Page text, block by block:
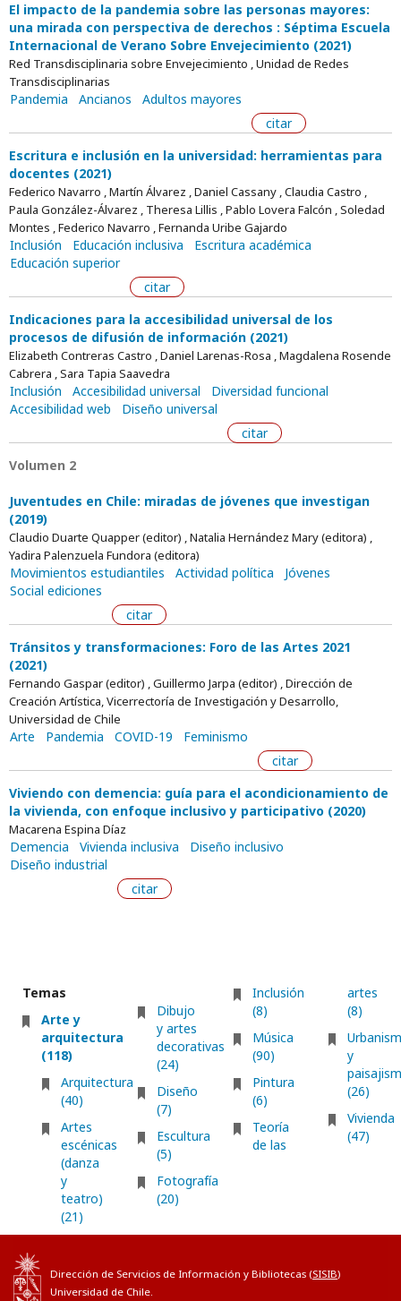
El impacto de la pandemia sobre las personas mayores:
una mirada con perspectiva de derechos : Séptima Escuela
Internacional de Verano Sobre Envejecimiento (2021)
Red Transdisciplinaria sobre Envejecimiento , Unidad de Redes
Transdisciplinarias
Pandemia Ancianos
Adultos mayores
citar
Escritura e inclusión en la universidad: herramientas para
docentes (2021)
Federico Navarro , Martín Álvarez , Daniel Cassany , Claudia Castro ,
Paula González-Álvarez , Theresa Lillis , Pablo Lovera Falcón , Soledad
Montes , Federico Navarro , Fernanda Uribe Gajardo
Inclusión Educación inclusiva
Escritura académica
Educación superior
citar
Indicaciones para la accesibilidad universal de los
procesos de difusión de información (2021)
Elizabeth Contreras Castro , Daniel Larenas-Rosa , Magdalena Rosende
Cabrera , Sara Tapia Saavedra
Inclusión Accesibilidad universal
Diversidad funcional
Accesibilidad web
Diseño universal
citar
Volumen 2
Juventudes en Chile: miradas de jóvenes que investigan
(2019)
Claudio Duarte Quapper (editor) , Natalia Hernández Mary (editora) ,
Yadira Palenzuela Fundora (editora)
Movimientos estudiantiles Actividad política
Jóvenes
Social ediciones
citar
Tránsitos y transformaciones: Foro de las Artes 2021
(2021)
Fernando Gaspar (editor) , Guillermo Jarpa (editor) , Dirección de
Creación Artística, Vicerrectoría de Investigación y Desarrollo,
Universidad de Chile
Arte Pandemia COVID-19
Feminismo
citar
Viviendo con demencia: guía para el acondicionamiento de
la vivienda, con enfoque inclusivo y participativo (2020)
Macarena Espina Díaz
Demencia Vivienda inclusiva
Diseño inclusivo
Diseño industrial
citar
Temas
Arte y
arquitectura
(118)
Arquitectura
(40)
Artes
escénicas
(danza
y
teatro)
(21)
Dibujo
y artes
decorativas
(24)
Diseño
(7)
Escultura
(5)
Fotografía
(20)
Inclusión
(8)
Música
(90)
Pintura
(6)
Teoría
de las
artes
(8)
y
(26)
Vivienda
(47)
Dirección de Servicios de Información y Bibliotecas (SISIB)
Universidad de Chile.